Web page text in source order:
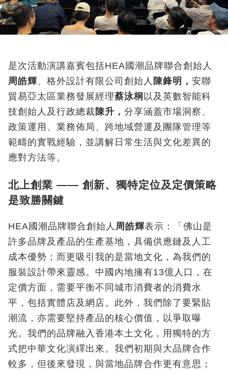
是次活動演講嘉賓包括HEA國潮品牌聯合創始人
周皓輝、格外設計有限公司創始人 陳鋒明， 安聯
貿易亞太區業務發展經理蔡泳桐 以及英數智能科
技創始人及行政總裁陳升， 分享涵蓋市場洞察、
政策運用、業務佈局、跨地域營運及團隊管理等
範疇的實戰經驗，並講解日常生活與文化差異的
應對方法等。
北上創業 —— 創新、獨特定位及定價策略
是致勝關鍵
HEA國潮品牌聯合創始人 周皓輝表示：「佛山是
許多品牌及產品的生產基地，具備供應鏈及人工
成本優勢；而更吸引我的是當地文化，為我們的
服裝設計帶來靈感。中國內地擁有13億人口，在
定價方面，需要平衡不同城市消費者的消費水
平，包括實體店及網店。此外，我們除了要緊貼
潮流，亦需要堅持產品的核心價值，以爭取曝
光。我們的品牌融入香港本土文化，用獨特的方
式把中華文化演繹出來。我們初期與大品牌合作
較多，但後來發現，與當地品牌合作更有意思；